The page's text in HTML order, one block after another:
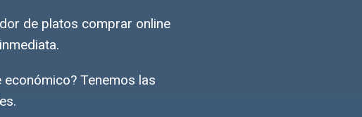
de platos comprar online
Tenemos las